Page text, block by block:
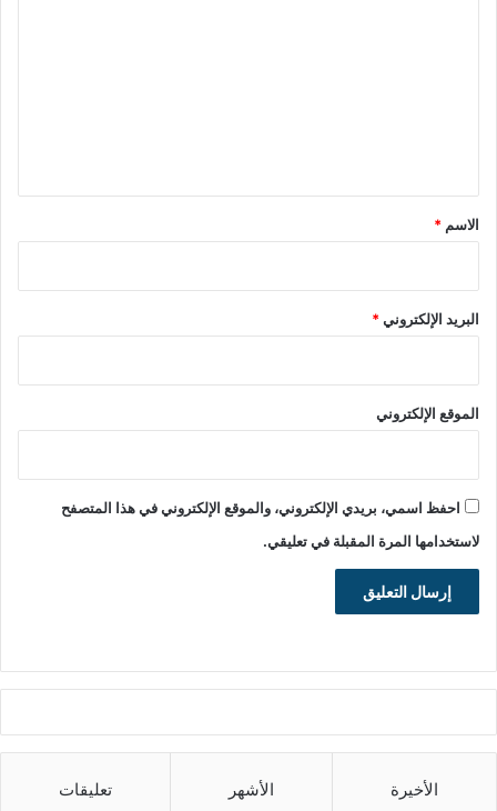
*
الاسم *
البريد الإلكتروني*
الموقع الإلكتروني
احفظ اسمي، بريدي الإلكتروني، والموقع الإلكتروني في هذا المتصفح
لاستخدامها المرة المقبلة في تعليقي.
الأخيرة الأشهر تعليقات